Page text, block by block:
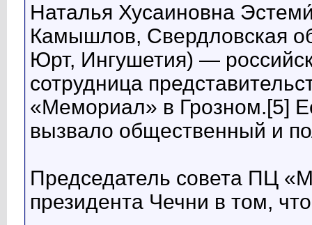
Наталья Хусаиновна
Камышлов, Свердловская
Юрт, Ингушетия) —
сотрудница
«Мемориал» в Грозном.[5]
вызвало общественный и
Председатель совета ПЦ
президента Чечни в том,